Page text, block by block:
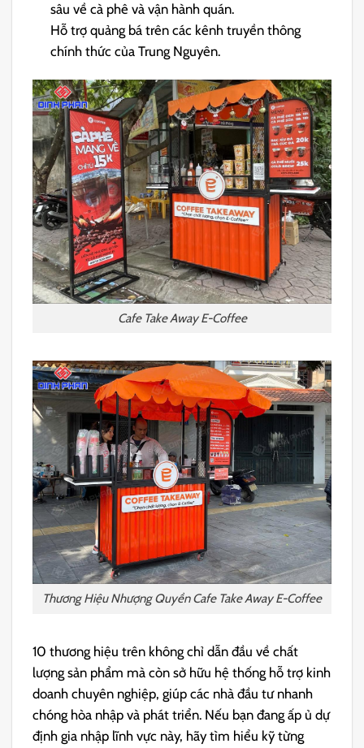
sâu về cà phê và vận hành quán.
Hỗ trợ quảng bá trên các kênh truyền thông
chính thức của Trung Nguyên.
Cafe Take Away E-Coffee
Thương Hiệu Nhượng Quyền Cafe Take Away E-Coffee
10 thương hiệu trên không chỉ dẫn đầu về chất
lượng sản phẩm mà còn sở hữu hệ thống hỗ trợ kinh
doanh chuyên nghiệp, giúp các nhà đầu tư nhanh
chóng hòa nhập và phát triển. Nếu bạn đang ấp ủ dự
định gia nhập lĩnh vực này, hãy tìm hiểu kỹ từng